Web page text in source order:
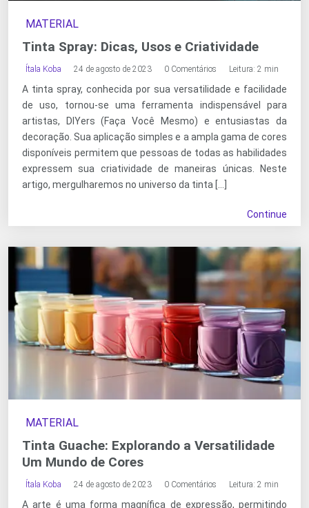
MATERIAL
Tinta Spray: Dicas, Usos e Criatividade
Ítala Koba 24 de agosto de 2023 0 Comentários Leitura: 2 min
A tinta spray, conhecida por sua versatilidade e facilidade
de uso, tornou-se uma ferramenta indispensável para
artistas, DIYers (Faça Você Mesmo) e entusiastas da
decoração. Sua aplicação simples e a ampla gama de cores
disponíveis permitem que pessoas de todas as habilidades
expressem sua criatividade de maneiras únicas. Neste
artigo, mergulharemos no universo da tinta […]
Continue
MATERIAL
Tinta Guache: Explorando a Versatilidade
Um Mundo de Cores
Ítala Koba 24 de agosto de 2023 0 Comentários Leitura: 2 min
A arte é uma forma magnífica de expressão, permitindo